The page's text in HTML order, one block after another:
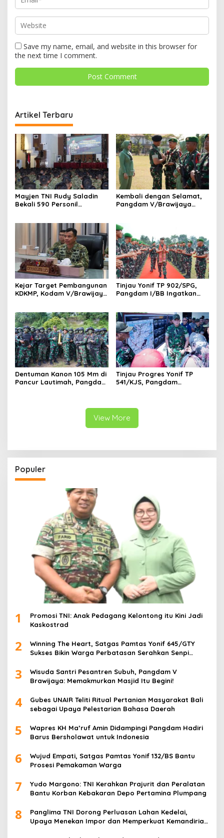
Save my name, email, and website in this browser for
the next time I comment.
Artikel Terbaru
Mayjen TNI Rudy Saladin
Bekali 590 Personil
Kembali dengan Selamat,
Pangdam V/Brawijaya
Perbatasan RI-PNG
Kejar Target Pembangunan
KDKMP, Kodam V/Brawijaya
Tinjau Yonif TP 902/SPG,
Pangdam I/BB Ingatkan
Dentuman Kanon 105 Mm di
Pancur Lautimah, Pangdam
Tinjau Progres Yonif TP
541/KJS, Pangdam
Warga
View More
Populer
1
Promosi TNI: Anak Pedagang Kelontong itu Kini Jadi
Kaskostrad
2
Winning The Heart, Satgas Pamtas Yonif 645/GTY
Sukses Bikin Warga Perbatasan Serahkan Senpi
3
Wisuda Santri Pesantren Subuh, Pangdam V
Brawijaya: Memakmurkan Masjid Itu Begini!
4
Gubes UNAIR Teliti Ritual Pertanian Masyarakat Bali
sebagai Upaya Pelestarian Bahasa Daerah
5
Wapres KH Ma’ruf Amin Didampingi Pangdam Hadiri
Barus Bersholawat untuk Indonesia
6
Wujud Empati, Satgas Pamtas Yonif 132/BS Bantu
Prosesi Pemakaman Warga
7
Yudo Margono: TNI Kerahkan Prajurit dan Peralatan
Bantu Korban Kebakaran Depo Pertamina Plumpang
8
Panglima TNI Dorong Perluasan Lahan Kedelai,
Upaya Menekan Impor dan Memperkuat Kemandirian